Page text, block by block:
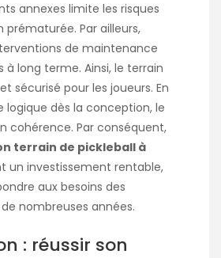
annexes limite les risques
prématurée. Par ailleurs,
de maintenance
à long terme. Ainsi, le terrain
sécurisé pour les joueurs. En
dès la conception, le
cohérence. Par conséquent,
terrain de pickleball à
un investissement rentable,
aux besoins des
nombreuses années.
: réussir son